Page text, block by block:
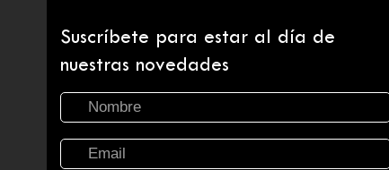
Suscríbete para estar al día de
nuestras novedades